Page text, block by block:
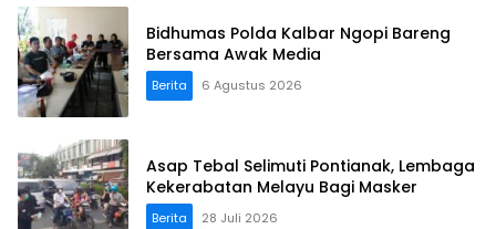
Bidhumas Polda Kalbar Ngopi Bareng
Bersama Awak Media
Berita 6 Agustus 2026
Asap Tebal Selimuti Pontianak, Lembaga
Kekerabatan Melayu Bagi Masker
Berita 28 Juli 2026